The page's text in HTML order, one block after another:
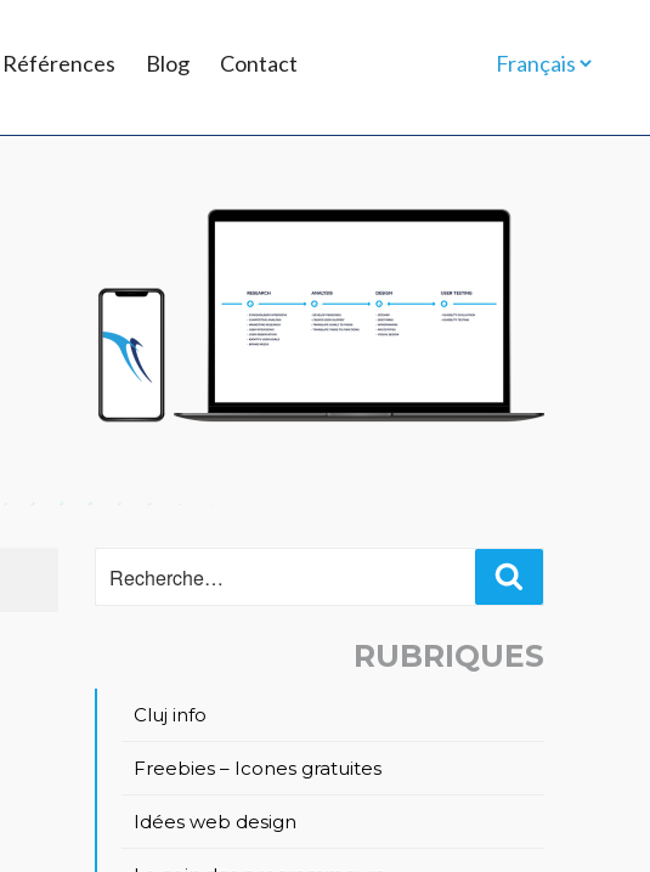
Références Blog Contact
RUBRIQUES
Cluj info
Freebies – Icones gratuites
Idées web design